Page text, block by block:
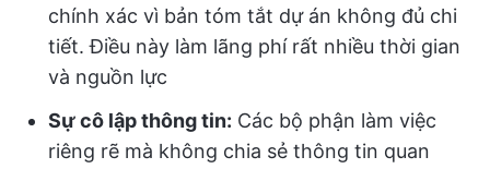
chính xác vì bản tóm tắt dự án không đủ chi
tiết. Điều này làm lãng phí rất nhiều thời gian
và nguồn lực
Sự cô lập thông tin: Các bộ phận làm việc
riêng rẽ mà không chia sẻ thông tin quan